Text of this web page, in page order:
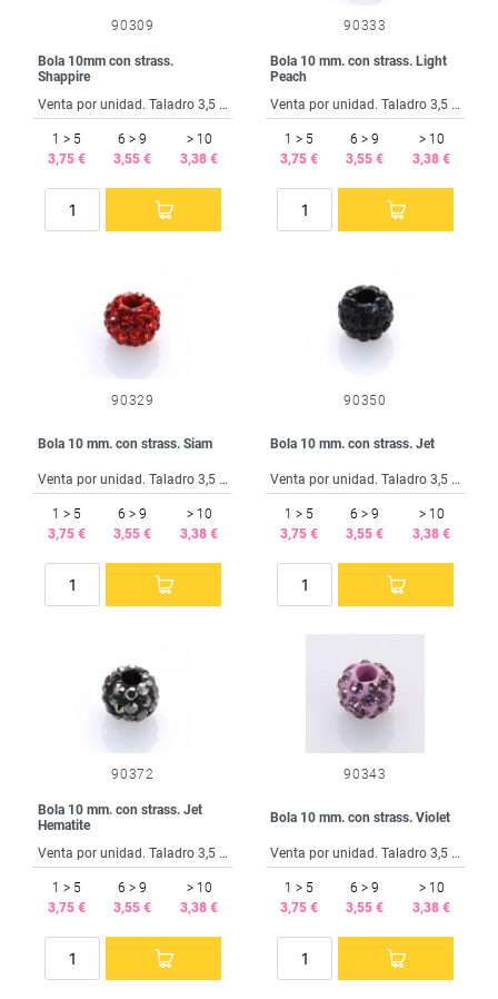
90309
Bola 10mm con strass.
Shappire
Venta por unidad. Taladro 3,5 mm.
1 > 5
3,75 €
6 > 9
3,55 €
> 10
3,38 €
90333
Bola 10 mm. con strass. Light
Peach
Venta por unidad. Taladro 3,5 mm.
1 > 5
3,75 €
6 > 9
3,55 €
> 10
3,38 €
90329
Bola 10 mm. con strass. Siam
Venta por unidad. Taladro 3,5 mm.
1 > 5
3,75 €
6 > 9
3,55 €
> 10
3,38 €
90350
Bola 10 mm. con strass. Jet
Venta por unidad. Taladro 3,5 mm.
1 > 5
3,75 €
6 > 9
3,55 €
> 10
3,38 €
90372
Bola 10 mm. con strass. Jet
Hematite
Venta por unidad. Taladro 3,5 mm.
1 > 5
3,75 €
6 > 9
3,55 €
> 10
3,38 €
90343
Bola 10 mm. con strass. Violet
Venta por unidad. Taladro 3,5 mm.
1 > 5
3,75 €
6 > 9
3,55 €
> 10
3,38 €